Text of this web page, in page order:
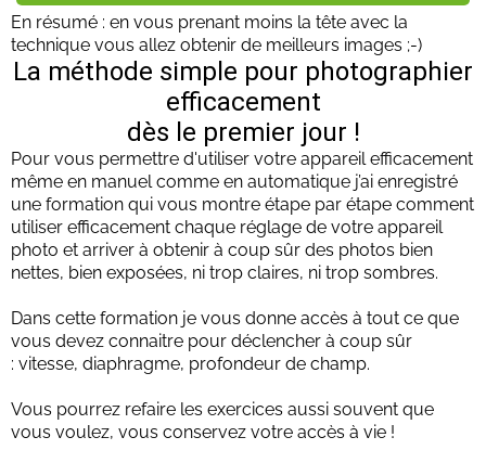
En résumé : en vous prenant moins la tête avec la
technique vous allez obtenir de meilleurs images ;-)
La méthode simple pour photographier
efficacement
dès le premier jour !
Pour vous permettre d'utiliser votre appareil efficacement
même en manuel comme en automatique j’ai enregistré
une formation qui vous montre étape par étape comment
utiliser efficacement chaque réglage de votre appareil
photo et arriver à obtenir à coup sûr des photos bien
nettes, bien exposées, ni trop claires, ni trop sombres.
Dans cette formation je vous donne accès à tout ce que
vous devez connaitre pour déclencher à coup sûr
: vitesse, diaphragme, profondeur de champ.
Vous pourrez refaire les exercices aussi souvent que
vous voulez, vous conservez votre accès à vie !